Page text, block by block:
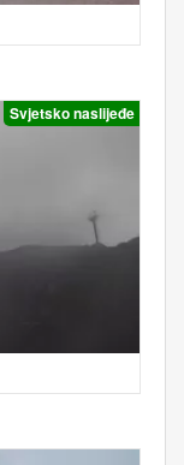
Svjetsko naslijeđe